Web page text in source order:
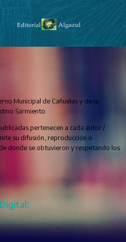
Municipal de Cañuelas y de la
Sarmiento.
pertenecen a cada autor /
su difusión, reproducción o
donde se obtuvieron y respetando los